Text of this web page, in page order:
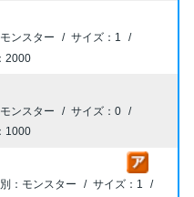
モンスター
1
2000
モンスター
0
1000
モンスター
1